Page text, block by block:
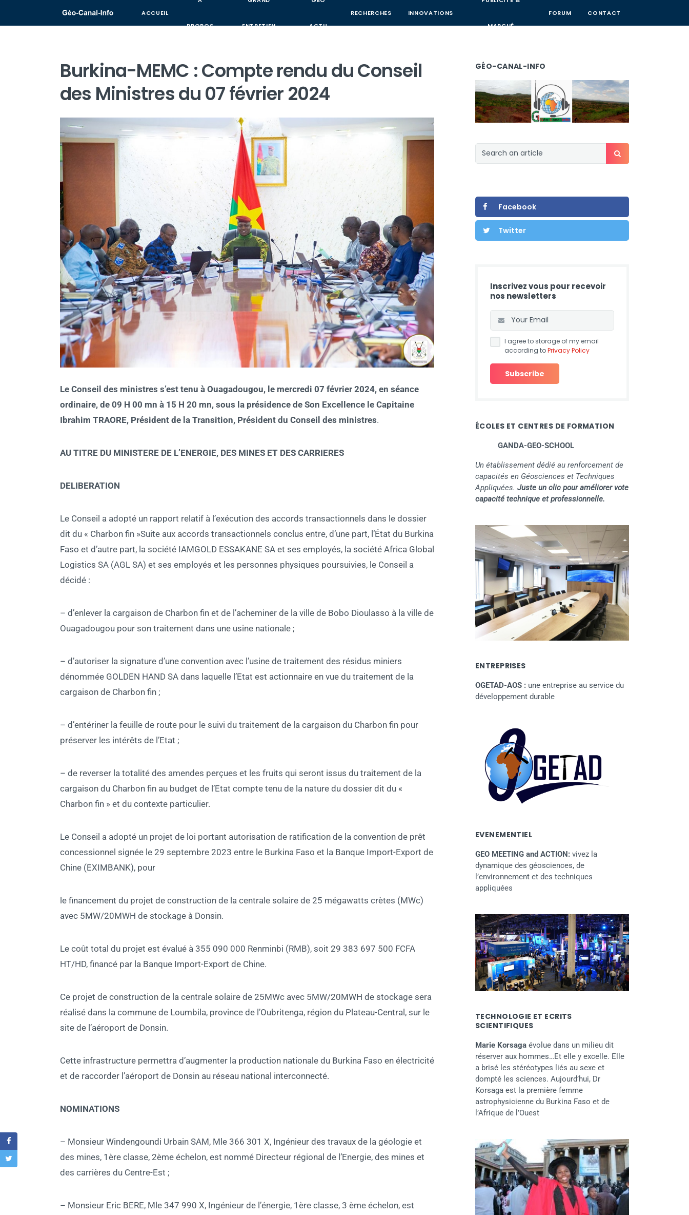
ACCUEIL
PROPOS ENTRETIEN ACTU
RECHERCHES INNOVATIONS
MARCHÉ
FORUM CONTACT
Burkina-MEMC : Compte rendu du Conseil
des Ministres du 07 février 2024
Le Conseil des ministres s’est tenu à Ouagadougou, le mercredi 07 février 2024, en séance
ordinaire, de 09 H 00 mn à 15 H 20 mn, sous la présidence de Son Excellence le Capitaine
Ibrahim TRAORE, Président de la Transition, Président du Conseil des ministres.
AU TITRE DU MINISTERE DE L’ENERGIE, DES MINES ET DES CARRIERES
DELIBERATION
Le Conseil a adopté un rapport relatif à l’exécution des accords transactionnels dans le dossier
dit du « Charbon fin »Suite aux accords transactionnels conclus entre, d’une part, l’État du Burkina
Faso et d’autre part, la société IAMGOLD ESSAKANE SA et ses employés, la société Africa Global
Logistics SA (AGL SA) et ses employés et les personnes physiques poursuivies, le Conseil a
décidé :
– d’enlever la cargaison de Charbon fin et de l’acheminer de la ville de Bobo Dioulasso à la ville de
Ouagadougou pour son traitement dans une usine nationale ;
– d’autoriser la signature d’une convention avec l’usine de traitement des résidus miniers
dénommée GOLDEN HAND SA dans laquelle l’Etat est actionnaire en vue du traitement de la
cargaison de Charbon fin ;
– d’entériner la feuille de route pour le suivi du traitement de la cargaison du Charbon fin pour
préserver les intérêts de l’Etat ;
– de reverser la totalité des amendes perçues et les fruits qui seront issus du traitement de la
cargaison du Charbon fin au budget de l’Etat compte tenu de la nature du dossier dit du «
Charbon fin » et du contexte particulier.
Le Conseil a adopté un projet de loi portant autorisation de ratification de la convention de prêt
concessionnel signée le 29 septembre 2023 entre le Burkina Faso et la Banque Import-Export de
Chine (EXIMBANK), pour
le financement du projet de construction de la centrale solaire de 25 mégawatts crètes (MWc)
avec 5MW/20MWH de stockage à Donsin.
Le coût total du projet est évalué à 355 090 000 Renminbi (RMB), soit 29 383 697 500 FCFA
HT/HD, financé par la Banque Import-Export de Chine.
Ce projet de construction de la centrale solaire de 25MWc avec 5MW/20MWH de stockage sera
réalisé dans la commune de Loumbila, province de l’Oubritenga, région du Plateau-Central, sur le
site de l’aéroport de Donsin.
Cette infrastructure permettra d’augmenter la production nationale du Burkina Faso en électricité
et de raccorder l’aéroport de Donsin au réseau national interconnecté.
NOMINATIONS
– Monsieur Windengoundi Urbain SAM, Mle 366 301 X, Ingénieur des travaux de la géologie et
des mines, 1ère classe, 2ème échelon, est nommé Directeur régional de l’Energie, des mines et
des carrières du Centre-Est ;
– Monsieur Eric BERE, Mle 347 990 X, Ingénieur de l’énergie, 1ère classe, 3 ème échelon, est
GÉO-CANAL-INFO
Facebook
Twitter
Inscrivez vous pour recevoir
nos newsletters
I agree to storage of my email
according toPrivacy Policy
ÉCOLES ET CENTRES DE FORMATION
GANDA-GEO-SCHOOL
Un établissement dédié au renforcement de
capacités en Géosciences et Techniques
Appliquées. Juste un clic pour améliorer vote
capacité technique et professionnelle.
ENTREPRISES
OGETAD-AOS : une entreprise au service du
développement durable
EVENEMENTIEL
GEO MEETING and ACTION: vivez la
dynamique des géosciences, de
l’environnement et des techniques
appliquées
TECHNOLOGIE ET ECRITS
SCIENTIFIQUES
Marie Korsaga évolue dans un milieu dit
réserver aux hommes…Et elle y excelle. Elle
a brisé les stéréotypes liés au sexe et
dompté les sciences. Aujourd’hui, Dr
Korsaga est la première femme
astrophysicienne du Burkina Faso et de
l’Afrique de l’Ouest